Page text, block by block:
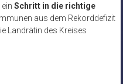
Schritt in die richtige
aus dem Rekorddefizit
Landrätin des Kreises